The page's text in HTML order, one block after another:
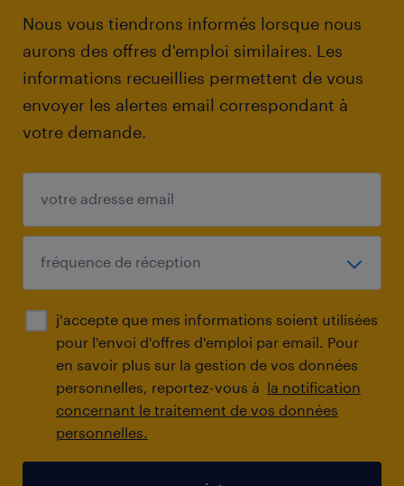
Nous vous tiendrons informés lorsque nous
aurons des offres d'emploi similaires. Les
informations recueillies permettent de vous
envoyer les alertes email correspondant à
votre demande.
j'accepte que mes informations soient utilisées
pour l'envoi d'offres d'emploi par email. Pour
en savoir plus sur la gestion de vos données
personnelles, reportez-vous à la notification
concernant le traitement de vos données
personnelles.